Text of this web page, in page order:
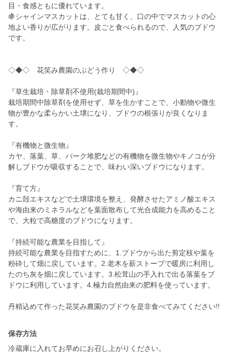
目・食感ともに優れています。
🍇シャインマスカットは、とても甘く、口の中でマスカットの心
地よい香りが広がります。皮ごと食べられるので、人気のブドウ
です。
◇◆◇ 花笑み農園のぶどう作り ◇◆◇
『草生栽培・除草剤不使用(栽培期間中)』
栽培期間中除草剤を使用せず、草を生かすことで、小動物や微生
物が豊かな柔らかい土壌になり、ブドウの根張りが良くなりま
す。
『有機物と微生物』
カヤ、落葉、草、バーク堆肥などの有機物を微生物やキノコが分
解しブドウが吸収することで、味わい深いブドウになります。
『育て方』
カニ殻エキスなどで土壌環境を整え、発酵させたアミノ酸エキス
や海由来のミネラルなどを葉面散布して光合成能力を高めること
で、大粒で高糖度のブドウになります。
『持続可能な農業を目指して』
持続可能な農業を目指すために、1.ブドウから出た剪定枝や葉を
粉砕して畑に戻しています。2.老木を薪ストーブで暖房に利用し
たのち灰を畑に戻しています。3.松茸山の手入れで出る落葉をブ
ドウに利用しています。4.極力自然由来の肥料を使っています。
丹精込めて作った花笑み農園のブドウを是非食べてみてください!!
保存方法
冷蔵庫に入れてお早めにお召し上がりください。